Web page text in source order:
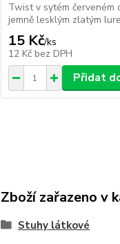
Twist v sytém červeném
jemně lesklým zlatým
15 Kč/ks
12 Kč bez DPH
Přidat
Zboží zařazeno v
Stuhy látkové